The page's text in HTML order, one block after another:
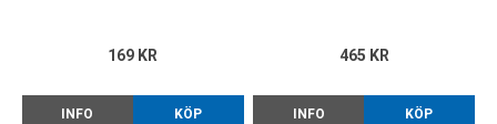
169 KR
INFO KÖP
465 KR
INFO KÖP